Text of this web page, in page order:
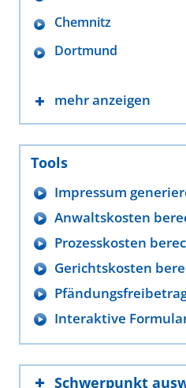
Chemnitz
Dortmund
mehr anzeigen
Tools
Impressum
Anwaltskosten
Prozesskosten
Gerichtskosten
Interaktive
Schwerpunkt